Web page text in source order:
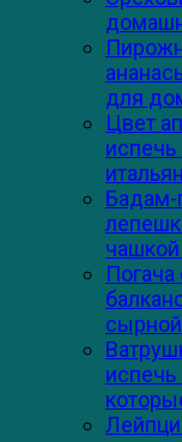
для
Цвет
Бадам-
чашкой